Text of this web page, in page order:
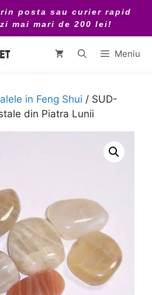
posta sau curier rapid
mai mari de 200 lei!
Meniu
in Feng Shui / SUD-
din Piatra Lunii